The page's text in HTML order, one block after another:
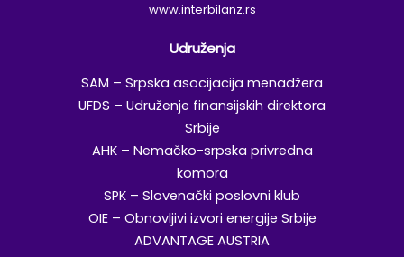
www.interbilanz.rs
Udruženja
SAM – Srpska asocijacija menadžera
UFDS – Udruženje finansijskih direktora
Srbije
AHK – Nemačko-srpska privredna
komora
SPK – Slovenački poslovni klub
OIE – Obnovljivi izvori energije Srbije
ADVANTAGE AUSTRIA